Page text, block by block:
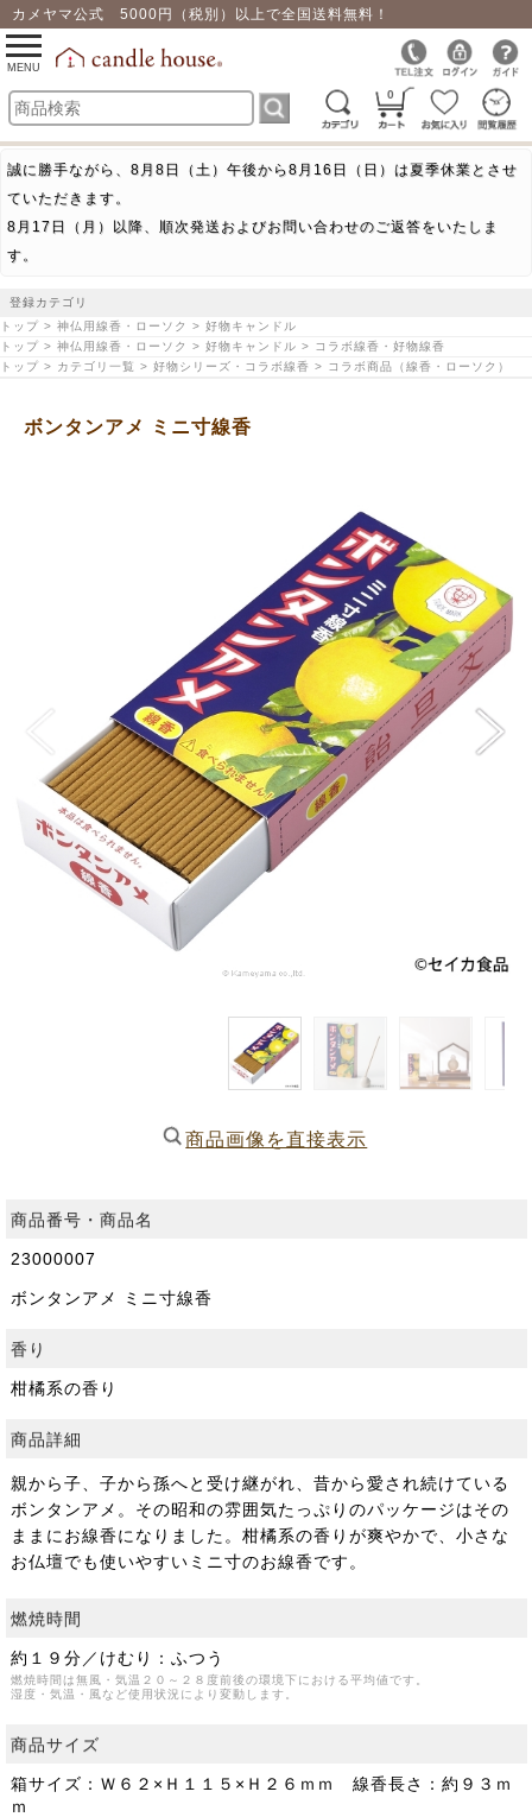
カメヤマ公式 5000円（税別）以上で全国送料無料！
0
toggle
navigation
MENU
誠に勝手ながら、8月8日（土）午後から8月16日（日）は夏季休業とさせ
ていただきます。
8月17日（月）以降、順次発送およびお問い合わせのご返答をいたしま
す。
登録カテゴリ
トップ > 神仏用線香・ローソク > 好物キャンドル
トップ > 神仏用線香・ローソク > 好物キャンドル > コラボ線香・好物線香
トップ > カテゴリ一覧 > 好物シリーズ・コラボ線香 > コラボ商品（線香・ローソク）
ボンタンアメ ミニ寸線香
商品画像を直接表示
商品番号・商品名
23000007
ボンタンアメ ミニ寸線香
香り
柑橘系の香り
商品詳細
親から子、子から孫へと受け継がれ、昔から愛され続けている
ボンタンアメ。その昭和の雰囲気たっぷりのパッケージはその
ままにお線香になりました。柑橘系の香りが爽やかで、小さな
お仏壇でも使いやすいミニ寸のお線香です。
燃焼時間
約１９分／けむり：ふつう
燃焼時間は無風・気温２０～２８度前後の環境下における平均値です。
湿度・気温・風など使用状況により変動します。
商品サイズ
箱サイズ：Ｗ６２×Ｈ１１５×Ｈ２６ｍｍ 線香長さ：約９３ｍ
ｍ